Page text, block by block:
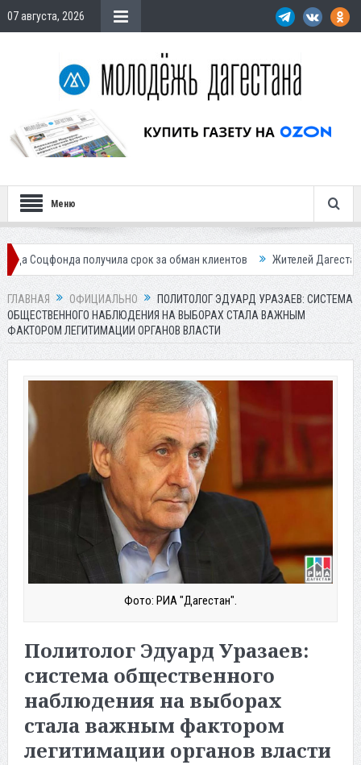
07 августа, 2026
Меню
срок за обман клиентов Жителей Дагестана приглашает в
ГЛАВНАЯ ОФИЦИАЛЬНО
ПОЛИТОЛОГ ЭДУАРД УРАЗАЕВ: СИСТЕМА
ОБЩЕСТВЕННОГО НАБЛЮДЕНИЯ НА ВЫБОРАХ СТАЛА ВАЖНЫМ
ФАКТОРОМ ЛЕГИТИМАЦИИ ОРГАНОВ ВЛАСТИ
Фото: РИА "Дагестан".
Политолог Эдуард Уразаев:
система общественного
наблюдения на выборах
стала важным фактором
легитимации органов власти